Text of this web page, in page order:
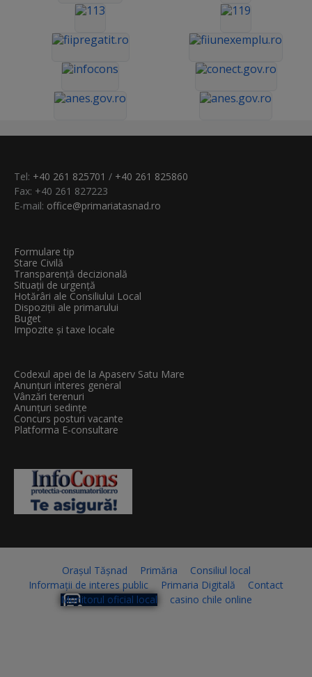
Tel: +40 261 825701 / +40 261 825860
Fax: +40 261 827223
E-mail: office@primariatasnad.ro
Formulare tip
Stare Civilă
Transparenţă decizională
Situații de urgență
Hotărâri ale Consiliului Local
Dispoziții ale primarului
Buget
Impozite și taxe locale
Codexul apei de la Apaserv Satu Mare
Anunțuri interes general
Vânzări terenuri
Anunțuri sedințe
Concurs posturi vacante
Platforma E-consultare
Orașul Tășnad Primăria
Consiliul local
Informații de interes public
Primaria Digitală
Contact
Monitorul oficial local
casino chile online